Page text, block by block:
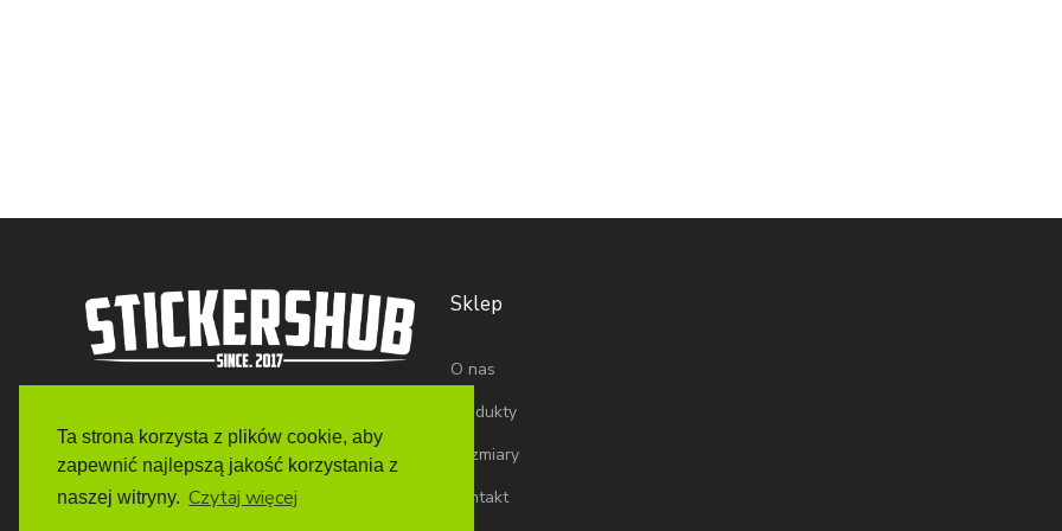
Sklep
O nas
Produkty
Rozmiary
Kontakt
Ta strona korzysta z plików cookie, aby
zapewnić najlepszą jakość korzystania z
naszej witryny. Czytaj więcej